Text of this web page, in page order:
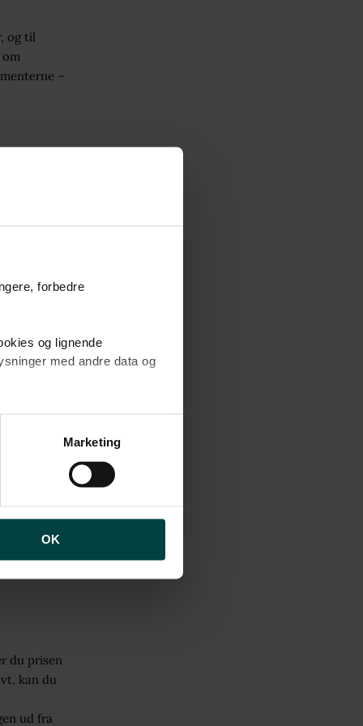
forbedre
og lignende
med andre data og
af cookies samt
af personoplysninger
Marketing
OK
og til
–
købere.
sælges
en
du prisen
kan du
ud fra